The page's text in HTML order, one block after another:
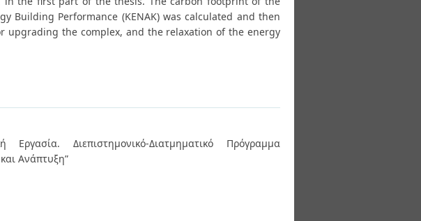
Building Performance (KENAK) was calculated and then
upgrading the complex, and the relaxation of the energy
Εργασία. Διεπιστημονικό-Διατμηματικό Πρόγραμμα
Ανάπτυξη”